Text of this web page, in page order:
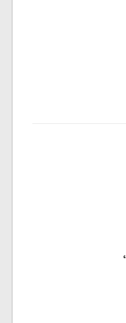
،